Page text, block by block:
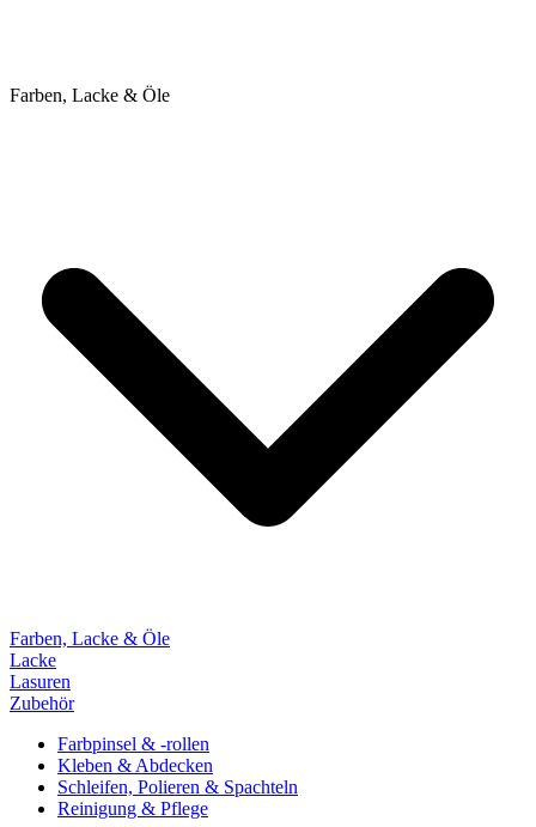
Farben, Lacke & Öle
Farben, Lacke & Öle
Lacke
Lasuren
Zubehör
Farbpinsel & -rollen
Kleben & Abdecken
Schleifen, Polieren & Spachteln
Reinigung & Pflege